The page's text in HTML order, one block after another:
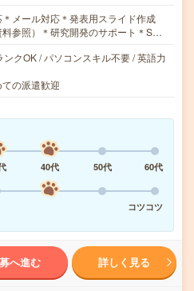
メール対応＊発表用スライド作成
料参照）＊研究開発のサポート＊S…
クOK / パソコンスキル不要 / 英語力
の派遣歓迎
40代 50代
60代
コツコツ
へ進む 詳しく見る